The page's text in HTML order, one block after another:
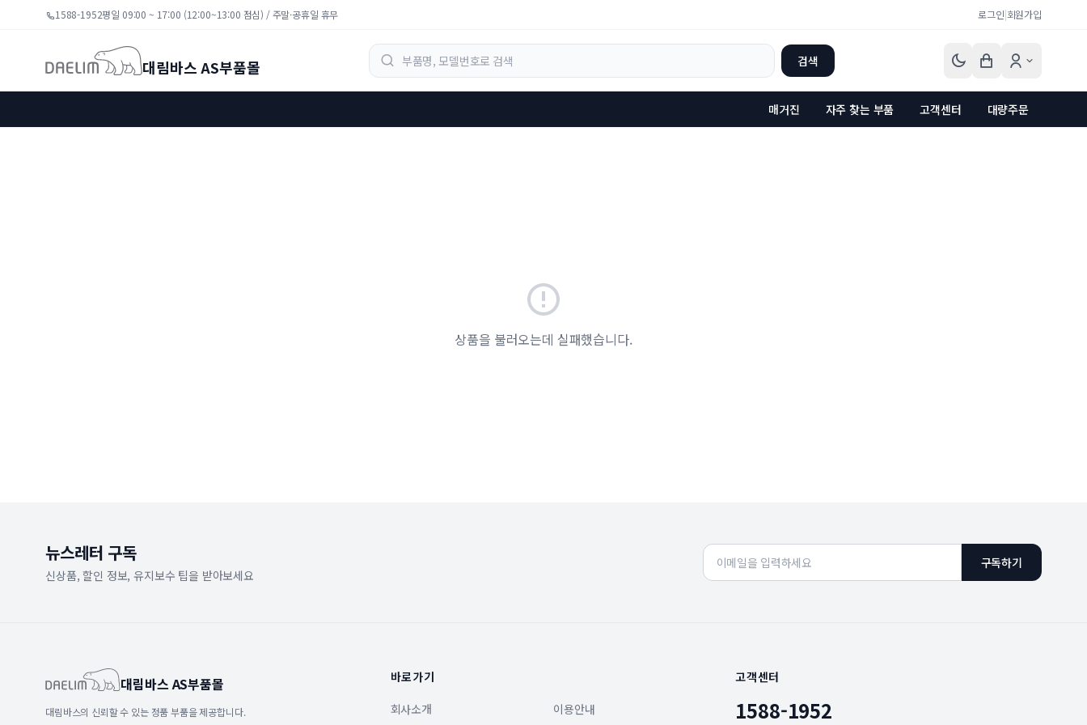
1588-1952평일 09:00 ~ 17:00 (12:00~13:00 점심) / 주말·공휴일 휴무 로그인|회원가입
대림바스 AS부품몰 검색
매거진 자주 찾는 부품 고객센터 대량주문
상품을 불러오는데 실패했습니다.
뉴스레터 구독
신상품, 할인 정보, 유지보수 팁을 받아보세요
구독하기
대림바스 AS부품몰
대림바스의 신뢰할 수 있는 정품 부품을 제공합니다.
바로가기
회사소개
이용안내
고객센터
1588-1952